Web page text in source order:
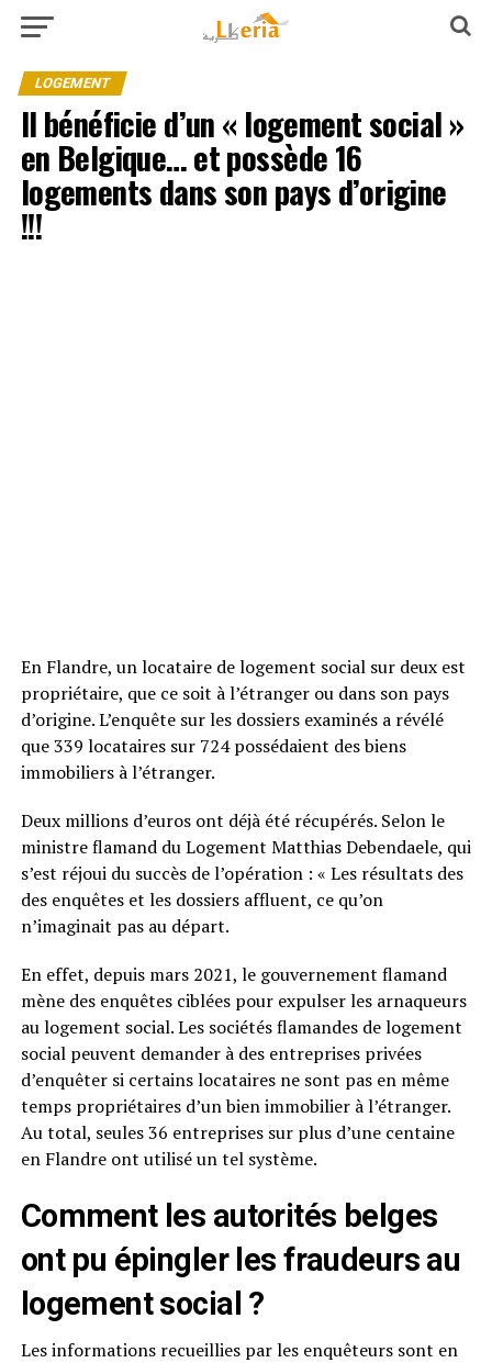
LOGEMENT
Il bénéficie d’un « logement social »
en Belgique… et possède 16
logements dans son pays d’origine
!!!
En Flandre, un locataire de logement social sur deux est
propriétaire, que ce soit à l’étranger ou dans son pays
d’origine. L’enquête sur les dossiers examinés a révélé
que 339 locataires sur 724 possédaient des biens
immobiliers à l’étranger.
Deux millions d’euros ont déjà été récupérés. Selon le
ministre flamand du Logement Matthias Debendaele, qui
s’est réjoui du succès de l’opération : « Les résultats des
des enquêtes et les dossiers affluent, ce qu’on
n’imaginait pas au départ.
En effet, depuis mars 2021, le gouvernement flamand
mène des enquêtes ciblées pour expulser les arnaqueurs
au logement social. Les sociétés flamandes de logement
social peuvent demander à des entreprises privées
d’enquêter si certains locataires ne sont pas en même
temps propriétaires d’un bien immobilier à l’étranger.
Au total, seules 36 entreprises sur plus d’une centaine
en Flandre ont utilisé un tel système.
Comment les autorités belges
ont pu épingler les fraudeurs au
logement social ?
Les informations recueillies par les enquêteurs sont en